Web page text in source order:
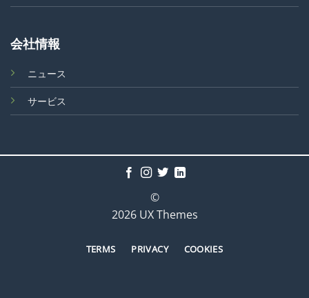
会社情報
ニュース
サービス
©
2026 UX Themes
TERMS PRIVACY COOKIES